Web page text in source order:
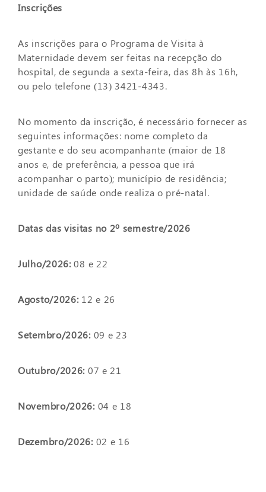
Inscrições
As inscrições para o Programa de Visita à
Maternidade devem ser feitas na recepção do
hospital, de segunda a sexta-feira, das 8h às 16h,
ou pelo telefone (13) 3421-4343.
No momento da inscrição, é necessário fornecer as
seguintes informações: nome completo da
gestante e do seu acompanhante (maior de 18
anos e, de preferência, a pessoa que irá
acompanhar o parto); município de residência;
unidade de saúde onde realiza o pré-natal.
Datas das visitas no 2º semestre/2026
Julho/2026:08 e 22
Agosto/2026: 12 e 26
Setembro/2026: 09 e 23
Outubro/2026: 07 e 21
Novembro/2026: 04 e 18
Dezembro/2026: 02 e 16